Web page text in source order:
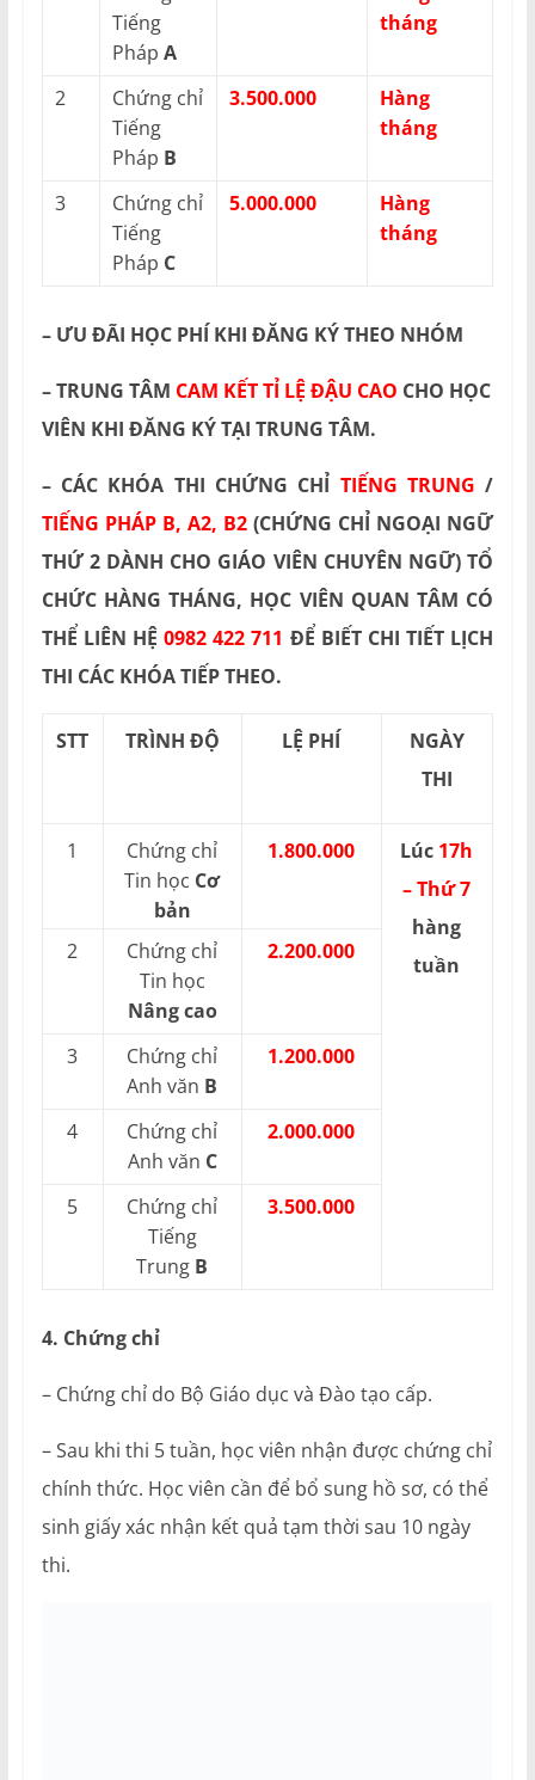
Tiếng
Pháp A
tháng
2
Chứng chỉ
Tiếng
Pháp B
3.500.000
Hàng
tháng
3
Chứng chỉ
Tiếng
Pháp C
5.000.000
Hàng
tháng
– ƯU ĐÃI HỌC PHÍ KHI ĐĂNG KÝ THEO NHÓM
– TRUNG TÂM CAM KẾT TỈ LỆ ĐẬU CAO CHO HỌC
VIÊN KHI ĐĂNG KÝ TẠI TRUNG TÂM.
– CÁC KHÓA THI CHỨNG CHỈ TIẾNG TRUNG/
TIẾNG PHÁP B, A2, B2(CHỨNG CHỈ NGOẠI NGỮ
THỨ 2 DÀNH CHO GIÁO VIÊN CHUYÊN NGỮ) TỔ
CHỨC HÀNG THÁNG, HỌC VIÊN QUAN TÂM CÓ
THỂ LIÊN HỆ0982 422 711 ĐỂ BIẾT CHI TIẾT LỊCH
THI CÁC KHÓA TIẾP THEO.
STT TRÌNH ĐỘ LỆ PHÍ
NGÀY
THI
1
Chứng chỉ
Tin học Cơ
bản
1.800.000 Lúc 17h
– Thứ 7
hàng
tuần
2
Chứng chỉ
Tin học
Nâng cao
2.200.000
3
Chứng chỉ
Anh văn B
1.200.000
4
Chứng chỉ
Anh văn C
2.000.000
5
Chứng chỉ
Tiếng
Trung B
3.500.000
4. Chứng chỉ
– Chứng chỉ do Bộ Giáo dục và Đào tạo cấp.
– Sau khi thi 5 tuần, học viên nhận được chứng chỉ
chính thức. Học viên cần để bổ sung hồ sơ, có thể
sinh giấy xác nhận kết quả tạm thời sau 10 ngày
thi.